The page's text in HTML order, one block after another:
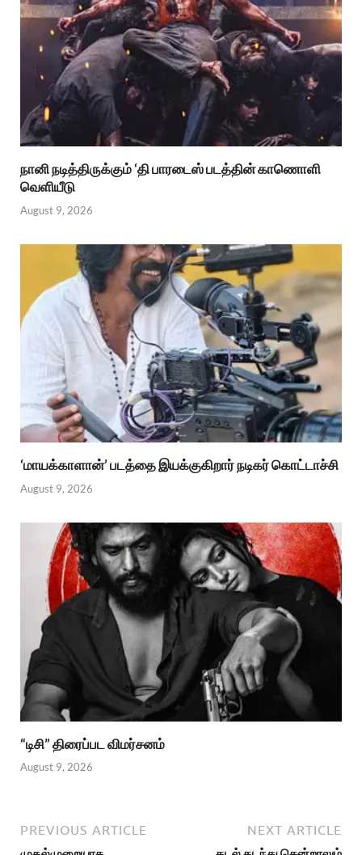
நானி நடித்திருக்கும் ‘தி பாரடைஸ் படத்தின் காணொளி
வெளியீடு
August 9, 2026
‘மாயக்காளான்’ படத்தை இயக்குகிறார் நடிகர் கொட்டாச்சி
August 9, 2026
“டிசி” திரைப்பட விமர்சனம்
August 9, 2026
PREVIOUS ARTICLE NEXT ARTICLE